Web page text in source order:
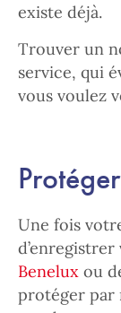
existe déjà.
Trouver un
service, qui
vous voulez
Une fois
Benelux ou
protéger par